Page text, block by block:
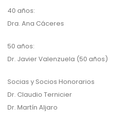
40 años:
Dra. Ana Cáceres
50 años:
Dr. Javier Valenzuela (50 años)
Socias y Socios Honorarios
Dr. Claudio Ternicier
Dr. Martín Aljaro